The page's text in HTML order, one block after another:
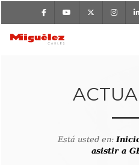
FacebookYoutube
MIGUÉLEZ CABLES
Está usted en:
asistir a